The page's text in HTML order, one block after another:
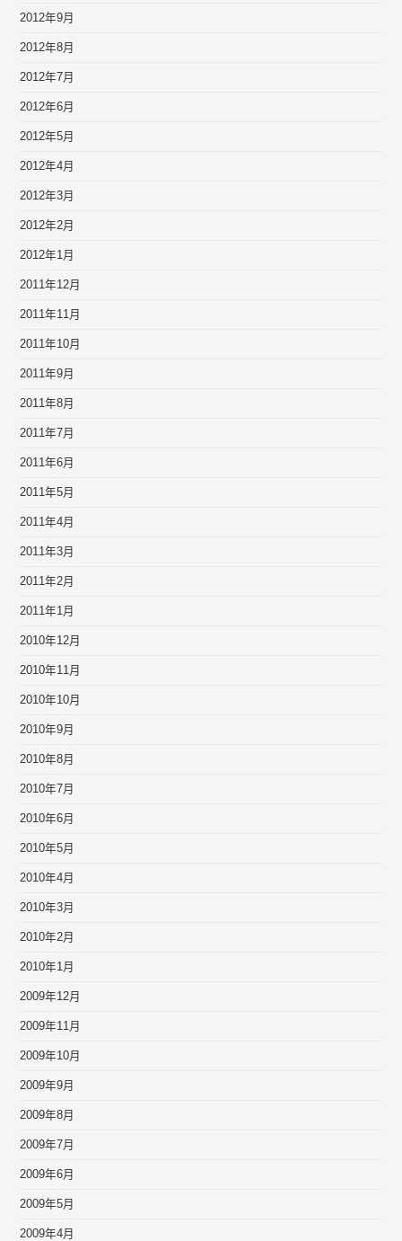
2012年9月
2012年8月
2012年7月
2012年6月
2012年5月
2012年4月
2012年3月
2012年2月
2012年1月
2011年12月
2011年11月
2011年10月
2011年9月
2011年8月
2011年7月
2011年6月
2011年5月
2011年4月
2011年3月
2011年2月
2011年1月
2010年12月
2010年11月
2010年10月
2010年9月
2010年8月
2010年7月
2010年6月
2010年5月
2010年4月
2010年3月
2010年2月
2010年1月
2009年12月
2009年11月
2009年10月
2009年9月
2009年8月
2009年7月
2009年6月
2009年5月
2009年4月